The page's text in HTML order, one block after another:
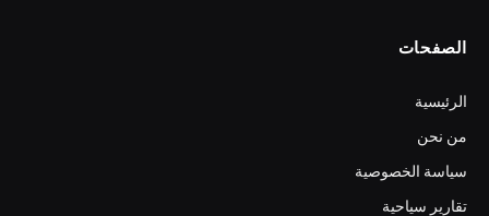
الصفحات
الرئيسية
من نحن
سياسة الخصوصية
تقارير سياحية